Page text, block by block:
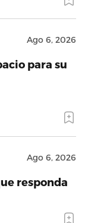
Ago 6, 2026
para su
Ago 6, 2026
responda